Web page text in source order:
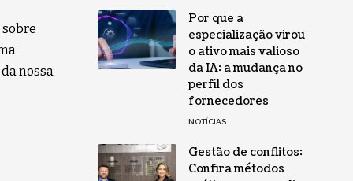
nossa
Por que a
especialização virou
o ativo mais valioso
da IA: a mudança no
perfil dos
fornecedores
NOTÍCIAS
Gestão de conflitos:
Confira métodos